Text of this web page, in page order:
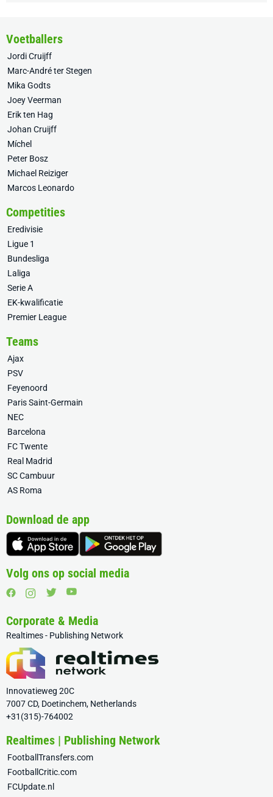
Voetballers
Jordi Cruijff
Marc-André ter Stegen
Mika Godts
Joey Veerman
Erik ten Hag
Johan Cruijff
Míchel
Peter Bosz
Michael Reiziger
Marcos Leonardo
Competities
Eredivisie
Ligue 1
Bundesliga
Laliga
Serie A
EK-kwalificatie
Premier League
Teams
Ajax
PSV
Feyenoord
Paris Saint-Germain
NEC
Barcelona
FC Twente
Real Madrid
SC Cambuur
AS Roma
Download de app
Volg ons op social media
Corporate & Media
Realtimes - Publishing Network
Innovatieweg 20C
7007 CD, Doetinchem, Netherlands
+31(315)-764002
Realtimes | Publishing Network
FootballTransfers.com
FootballCritic.com
FCUpdate.nl